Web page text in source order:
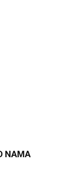
NAMA